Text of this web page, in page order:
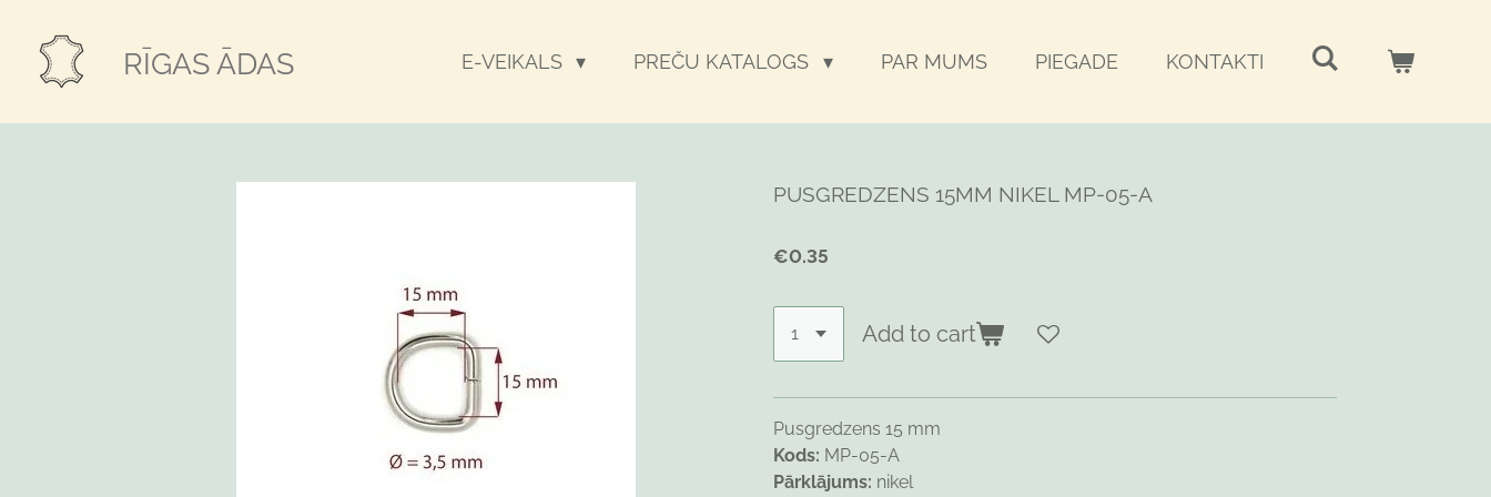
main
RĪGAS ĀDAS E-VEIKALS PREČU KATALOGS PAR MUMS PIEGADE KONTAKTI
PUSGREDZENS 15MM NIKEL MP-05-A
€0.35
Add to cart
Pusgredzens 15 mm
Kods: MP-05-A
Pārklājums: nikel